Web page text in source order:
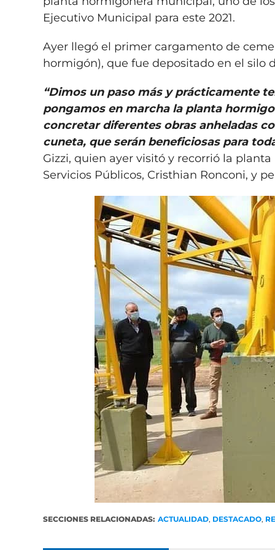
Ejecutivo Municipal para este 2021.
Ayer llegó el primer cargamento de
hormigón), que fue depositado en el silo
“Dimos un paso más y prácticamente
pongamos en marcha la planta
concretar diferentes obras anheladas
cuneta, que serán beneficiosas para
Gizzi, quien ayer visitó y recorrió la
Servicios Públicos, Cristhian Ronconi, y
SECCIONES RELACIONADAS: ACTUALIDAD, DESTACADO,